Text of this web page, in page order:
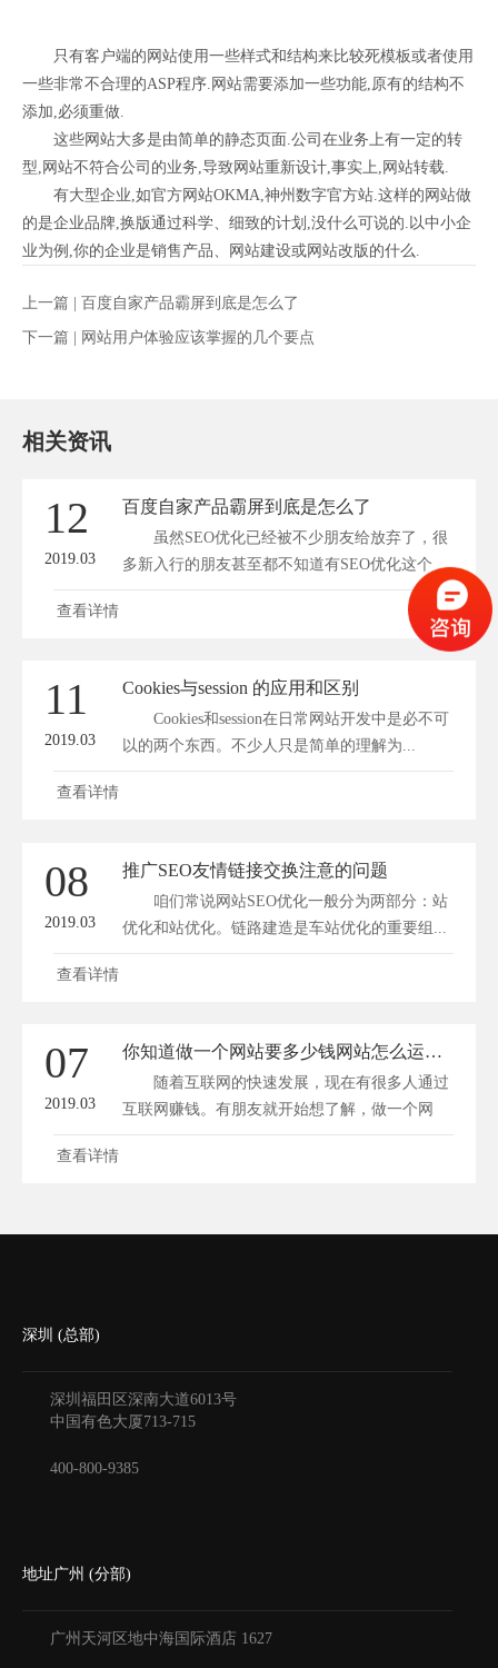
只有客户端的网站使用一些样式和结构来比较死模板或者使用
一些非常不合理的ASP程序.网站需要添加一些功能,原有的结构不
添加,必须重做.
这些网站大多是由简单的静态页面.公司在业务上有一定的转
型,网站不符合公司的业务,导致网站重新设计,事实上,网站转载.
有大型企业,如官方网站OKMA,神州数字官方站.这样的网站做
的是企业品牌,换版通过科学、细致的计划,没什么可说的.以中小企
业为例,你的企业是销售产品、网站建设或网站改版的什么.
上一篇 | 百度自家产品霸屏到底是怎么了
下一篇 | 网站用户体验应该掌握的几个要点
相关资讯
12
2019.03
百度自家产品霸屏到底是怎么了
虽然SEO优化已经被不少朋友给放弃了，很
多新入行的朋友甚至都不知道有SEO优化这个
事...
查看详情
11
2019.03
Cookies与session 的应用和区别
Cookies和session在日常网站开发中是必不可
以的两个东西。不少人只是简单的理解为...
查看详情
08
2019.03
推广SEO友情链接交换注意的问题
咱们常说网站SEO优化一般分为两部分：站
优化和站优化。链路建造是车站优化的重要组...
查看详情
07
2019.03
你知道做一个网站要多少钱网站怎么运营能赚钱
随着互联网的快速发展，现在有很多人通过
互联网赚钱。有朋友就开始想了解，做一个网
站...
查看详情
深圳 (总部)
深圳福田区深南大道6013号
中国有色大厦713-715
400-800-9385
地址广州 (分部)
广州天河区地中海国际酒店 1627